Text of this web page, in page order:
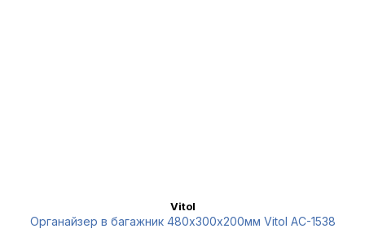
Vitol
Органайзер в багажник 480х300х200мм Vitol AC-1538